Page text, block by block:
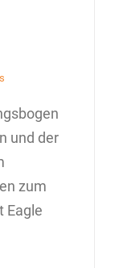
und der
zum
Eagle